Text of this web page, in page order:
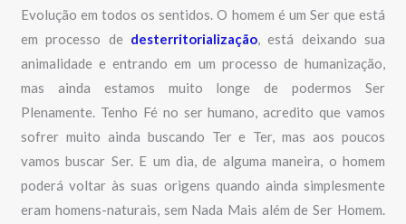
Evolução em todos os sentidos. O homem é um Ser que está
em processo de desterritorialização, está deixando sua
animalidade e entrando em um processo de humanização,
mas ainda estamos muito longe de podermos Ser
Plenamente. Tenho Fé no ser humano, acredito que vamos
sofrer muito ainda buscando Ter e Ter, mas aos poucos
vamos buscar Ser. E um dia, de alguma maneira, o homem
poderá voltar às suas origens quando ainda simplesmente
eram homens-naturais, sem Nada Mais além de Ser Homem.